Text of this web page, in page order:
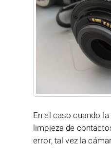
En el caso cuando
limpieza de
error, tal vez la